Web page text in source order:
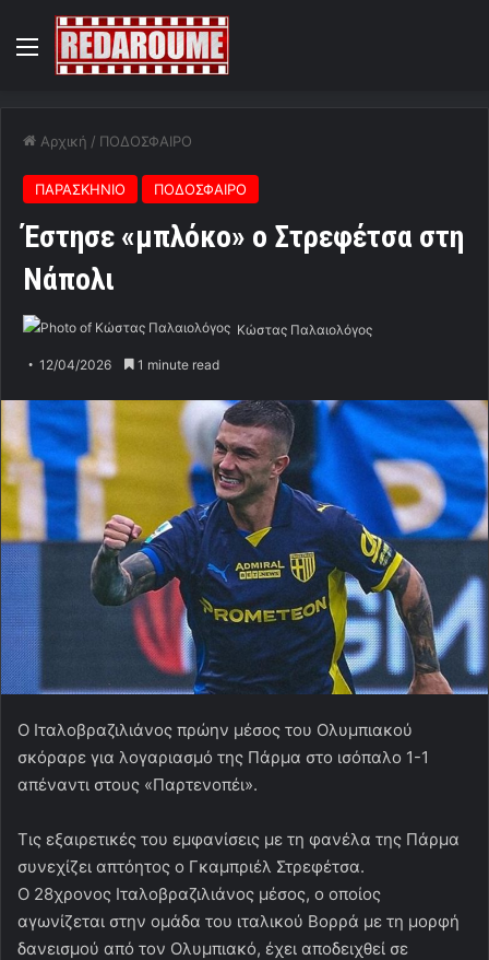
Menu
Αρχική / ΠΟΔΟΣΦΑΙΡΟ
ΠΑΡΑΣΚΗΝΙΟ ΠΟΔΟΣΦΑΙΡΟ
Έστησε «μπλόκο» ο Στρεφέτσα στη
Νάπολι
Κώστας Παλαιολόγος
12/04/2026 1 minute read
Ο Ιταλοβραζιλιάνος πρώην μέσος του Ολυμπιακού
σκόραρε για λογαριασμό της Πάρμα στο ισόπαλο 1-1
απέναντι στους «Παρτενοπέι».
Τις εξαιρετικές του εμφανίσεις με τη φανέλα της Πάρμα
συνεχίζει απτόητος ο Γκαμπριέλ Στρεφέτσα.
Ο 28χρονος Ιταλοβραζιλιάνος μέσος, ο οποίος
αγωνίζεται στην ομάδα του ιταλικού Βορρά με τη μορφή
δανεισμού από τον Ολυμπιακό, έχει αποδειχθεί σε